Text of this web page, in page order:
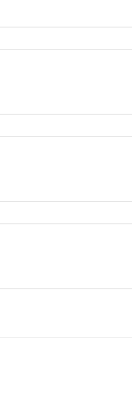
dokunma ve
olumsuz
hava
yüzeyi temiz kalır.